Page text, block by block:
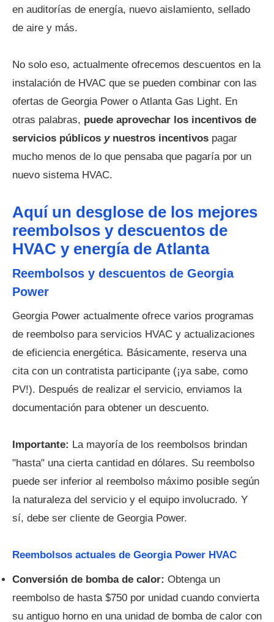
en auditorías de energía, nuevo aislamiento, sellado
de aire y más.
No solo eso, actualmente ofrecemos descuentos en la
instalación de HVAC que se pueden combinar con las
ofertas de Georgia Power o Atlanta Gas Light. En
otras palabras, puede aprovechar los incentivos de
servicios públicos y nuestros incentivos pagar
mucho menos de lo que pensaba que pagaría por un
nuevo sistema HVAC.
Aquí un desglose de los mejores
reembolsos y descuentos de
HVAC y energía de Atlanta
Reembolsos y descuentos de Georgia
Power
Georgia Power actualmente ofrece varios programas
de reembolso para servicios HVAC y actualizaciones
de eficiencia energética. Básicamente, reserva una
cita con un contratista participante (¡ya sabe, como
PV!). Después de realizar el servicio, enviamos la
documentación para obtener un descuento.
Importante: La mayoría de los reembolsos brindan
"hasta" una cierta cantidad en dólares. Su reembolso
puede ser inferior al reembolso máximo posible según
la naturaleza del servicio y el equipo involucrado. Y
sí, debe ser cliente de Georgia Power.
Reembolsos actuales de Georgia Power HVAC
Conversión de bomba de calor: Obtenga un
reembolso de hasta $750 por unidad cuando convierta
su antiguo horno en una unidad de bomba de calor con